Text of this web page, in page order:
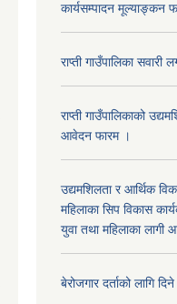
कार्यसम्पादन मूल्याङ्कन
राप्ती गाउँपालिका सवारी
राप्ती गाउँपालिकाको
आवेदन फारम ।
उद्यमशिलता र आर्थिक
महिलाका सिप विकास
युवा तथा महिलाका लागी
बेरोजगार दर्ताको लागि